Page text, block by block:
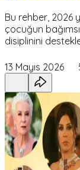
Bu rehber, 2026
çocuğun
disiplinini
13 Mayıs 2026